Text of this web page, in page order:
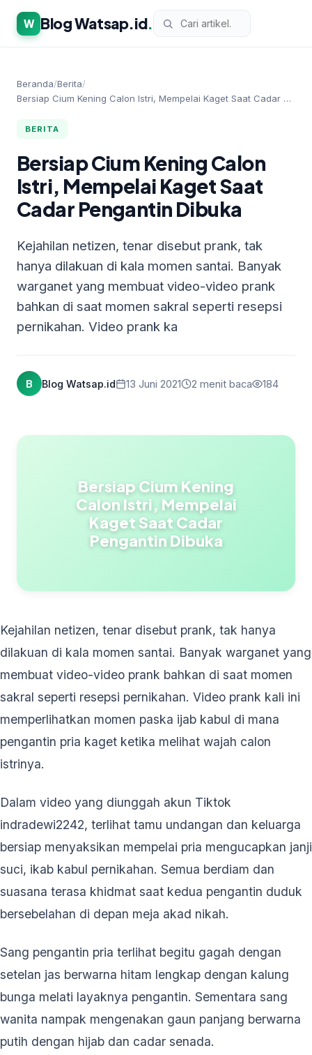
W Blog Watsap.id.
Beranda/Berita/
Bersiap Cium Kening Calon Istri, Mempelai Kaget Saat Cadar …
BERITA
Bersiap Cium Kening Calon
Istri, Mempelai Kaget Saat
Cadar Pengantin Dibuka
Kejahilan netizen, tenar disebut prank, tak
hanya dilakuan di kala momen santai. Banyak
warganet yang membuat video-video prank
bahkan di saat momen sakral seperti resepsi
pernikahan. Video prank ka
B Blog Watsap.id 13 Juni 2021 2 menit baca 184
Bersiap Cium Kening
Calon Istri, Mempelai
Kaget Saat Cadar
Pengantin Dibuka
Kejahilan netizen, tenar disebut prank, tak hanya
dilakuan di kala momen santai. Banyak warganet yang
membuat video-video prank bahkan di saat momen
sakral seperti resepsi pernikahan. Video prank kali ini
memperlihatkan momen paska ijab kabul di mana
pengantin pria kaget ketika melihat wajah calon
istrinya.
Dalam video yang diunggah akun Tiktok
indradewi2242, terlihat tamu undangan dan keluarga
bersiap menyaksikan mempelai pria mengucapkan janji
suci, ikab kabul pernikahan. Semua berdiam dan
suasana terasa khidmat saat kedua pengantin duduk
bersebelahan di depan meja akad nikah.
Sang pengantin pria terlihat begitu gagah dengan
setelan jas berwarna hitam lengkap dengan kalung
bunga melati layaknya pengantin. Sementara sang
wanita nampak mengenakan gaun panjang berwarna
putih dengan hijab dan cadar senada.